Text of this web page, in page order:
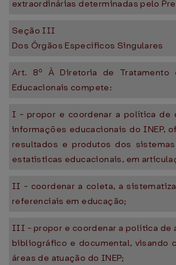
extraordinárias determinadas pelo
Seção III
Dos Órgãos Específicos Singulares
Art. 8º À Diretoria de Tratamento
Educacionais compete:
I - propor e coordenar a política de
informações educacionais do INEP,
resultados e produtos dos
estatísticas educacionais, em
II - coordenar a coleta, a
referenciais em educação;
III - propor e coordenar a política de
bibliográfico e documental, visando
áreas de atuação do INEP;